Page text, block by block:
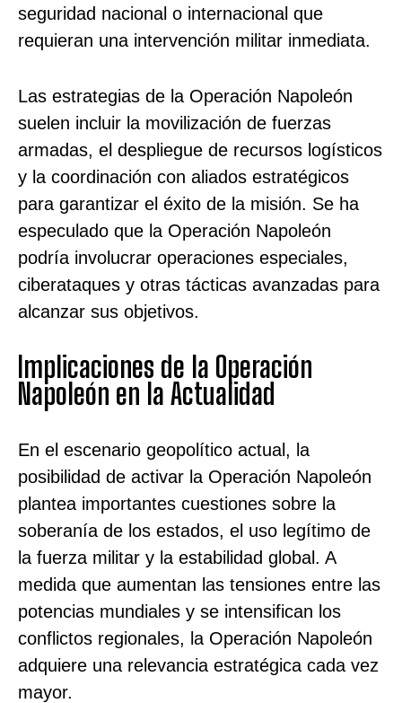
seguridad nacional o internacional que
requieran una intervención militar inmediata.
Las estrategias de la Operación Napoleón
suelen incluir la movilización de fuerzas
armadas, el despliegue de recursos logísticos
y la coordinación con aliados estratégicos
para garantizar el éxito de la misión. Se ha
especulado que la Operación Napoleón
podría involucrar operaciones especiales,
ciberataques y otras tácticas avanzadas para
alcanzar sus objetivos.
Implicaciones de la Operación
Napoleón en la Actualidad
En el escenario geopolítico actual, la
posibilidad de activar la Operación Napoleón
plantea importantes cuestiones sobre la
soberanía de los estados, el uso legítimo de
la fuerza militar y la estabilidad global. A
medida que aumentan las tensiones entre las
potencias mundiales y se intensifican los
conflictos regionales, la Operación Napoleón
adquiere una relevancia estratégica cada vez
mayor.